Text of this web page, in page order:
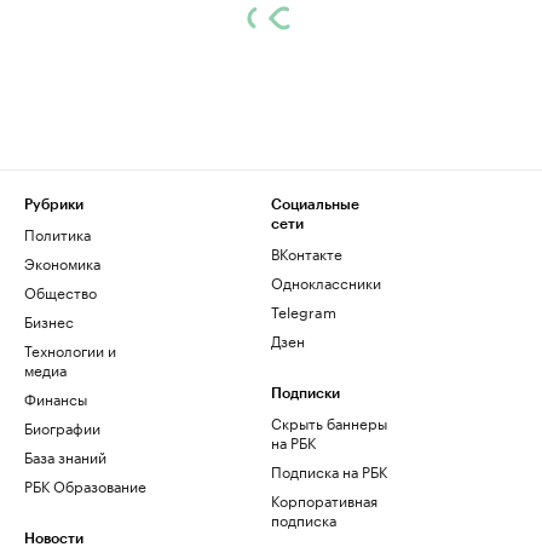
Рубрики
Политика
Экономика
Общество
Бизнес
Технологии и
медиа
Финансы
Биографии
База знаний
РБК Образование
Новости
Социальные
сети
ВКонтакте
Одноклассники
Telegram
Дзен
Подписки
Скрыть баннеры
на РБК
Подписка на РБК
Корпоративная
подписка